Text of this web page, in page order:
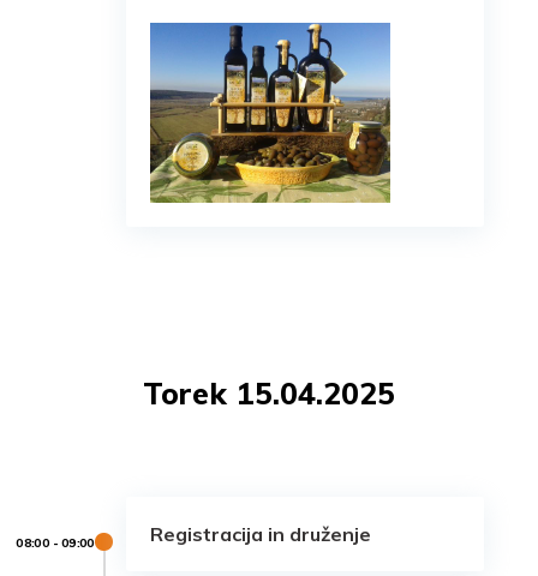
Torek 15.04.2025
Registracija in druženje